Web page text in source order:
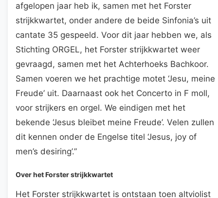
afgelopen jaar heb ik, samen met het Forster
strijkkwartet, onder andere de beide Sinfonia’s uit
cantate 35 gespeeld. Voor dit jaar hebben we, als
Stichting ORGEL, het Forster strijkkwartet weer
gevraagd, samen met het Achterhoeks Bachkoor.
Samen voeren we het prachtige motet ‘Jesu, meine
Freude’ uit. Daarnaast ook het Concerto in F moll,
voor strijkers en orgel. We eindigen met het
bekende ‘Jesus bleibet meine Freude’. Velen zullen
dit kennen onder de Engelse titel ‘Jesus, joy of
men’s desiring’.”
Over het Forster strijkkwartet
Het Forster strijkkwartet is ontstaan toen altviolist